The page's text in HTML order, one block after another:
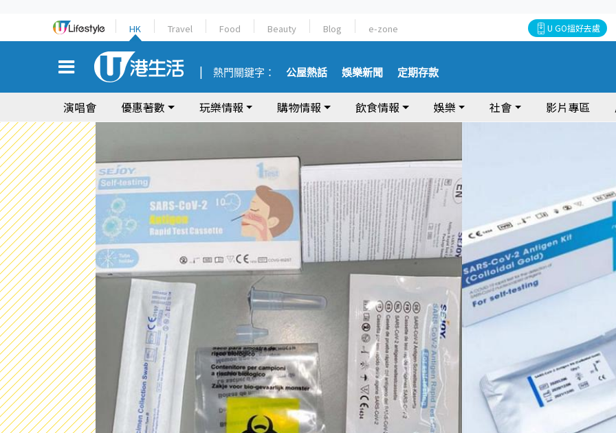
HK Travel Food Beauty Blog e-zone U GO搵好去處
熱門關鍵字： 公屋熱話 娛樂新聞 定期存款
演唱會 優惠著數 玩樂情報 購物情報 飲食情報 娛樂 社會 影片專區